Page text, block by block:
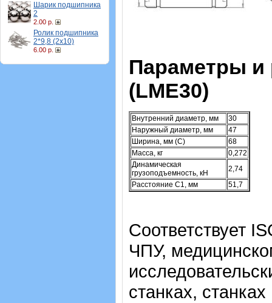
Шарик подшипника
2
2.00 р.
Ролик подшипника
2*9,8 (2х10)
6.00 р.
Параметры и
(LME30)
Внутренний диаметр, мм
30
Наружный диаметр, мм
47
Ширина, мм (C)
68
Масса, кг
0,272
Динамическая
грузоподъемность, кН
2,74
Расстояние C1, мм
51,7
Соответствует
ЧПУ,
станках,